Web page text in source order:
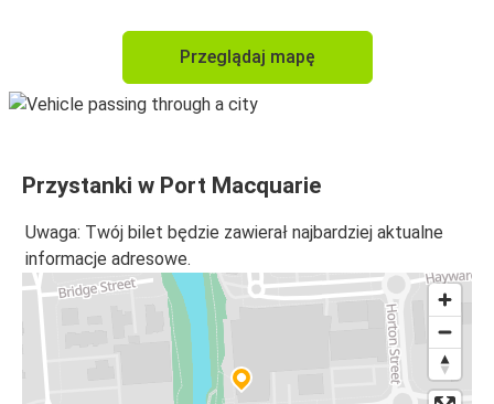
Przeglądaj mapę
Przystanki w Port Macquarie
Uwaga: Twój bilet będzie zawierał najbardziej aktualne
informacje adresowe.